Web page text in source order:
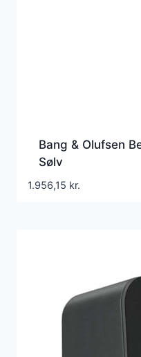
Bang & Olufsen
Sølv
1.956,15 kr.